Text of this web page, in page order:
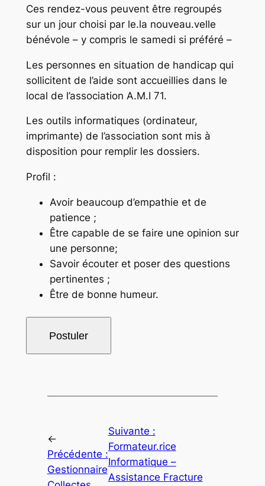
Ces rendez-vous peuvent être regroupés
sur un jour choisi par le.la nouveau.velle
bénévole – y compris le samedi si préféré –
Les personnes en situation de handicap qui
sollicitent de l’aide sont accueillies dans le
local de l’association A.M.I 71.
Les outils informatiques (ordinateur,
imprimante) de l’association sont mis à
disposition pour remplir les dossiers.
Profil :
Avoir beaucoup d’empathie et de
patience ;
Être capable de se faire une opinion sur
une personne;
Savoir écouter et poser des questions
pertinentes ;
Être de bonne humeur.
←
Précédente :
Gestionnaire
Suivante :
Formateur.rice
Informatique –
Assistance Fracture